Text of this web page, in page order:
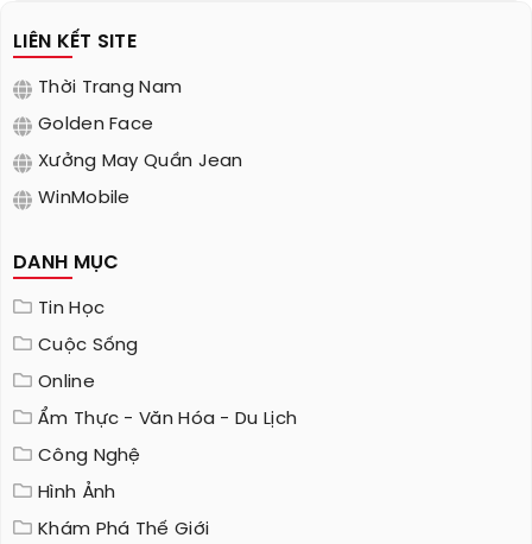
LIÊN KẾT SITE
Thời Trang Nam
Golden Face
Xưởng May Quần Jean
WinMobile
DANH MỤC
Tin Học
Cuộc Sống
Online
Ẩm Thực - Văn Hóa - Du Lịch
Công Nghệ
Hình Ảnh
Khám Phá Thế Giới